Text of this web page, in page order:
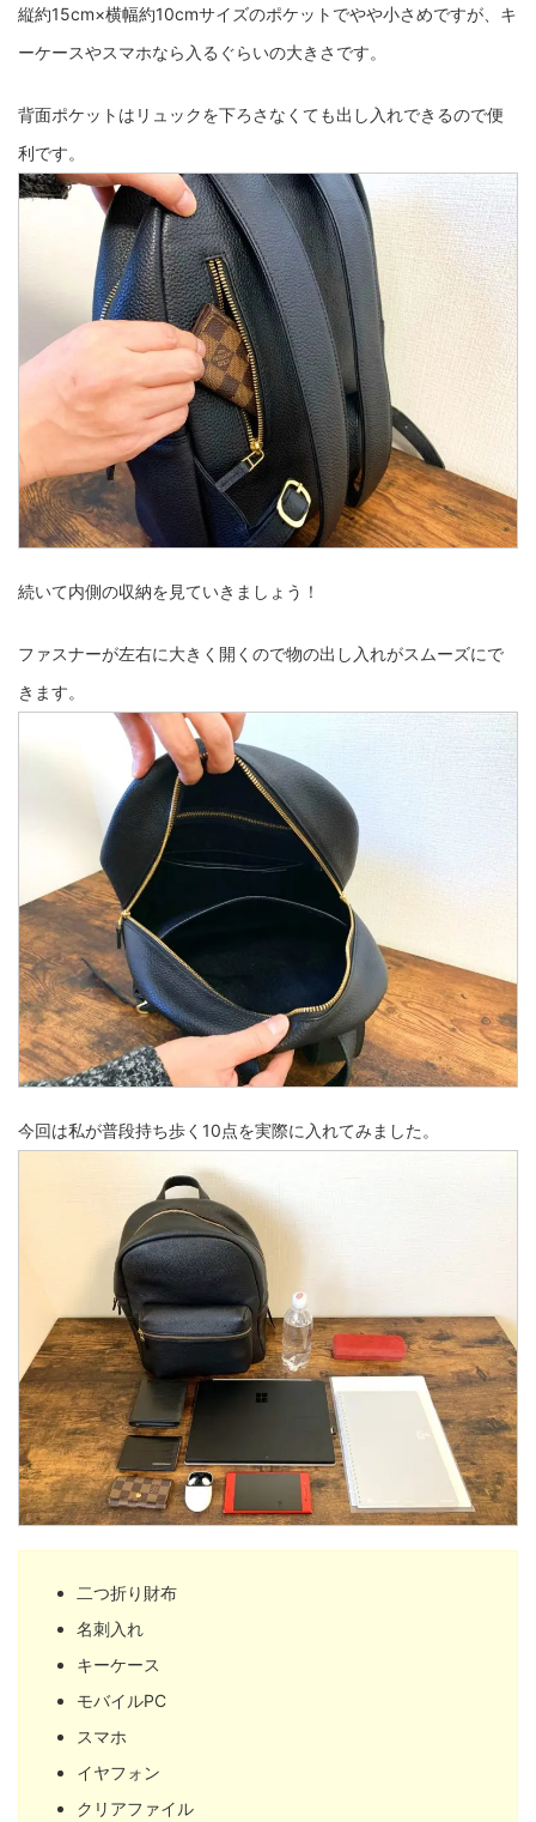
縦約15cm×横幅約10cmサイズのポケットでやや小さめですが、キ
ーケースやスマホなら入るぐらいの大きさです。
背面ポケットはリュックを下ろさなくても出し入れできるので便
利です。
続いて内側の収納を見ていきましょう！
ファスナーが左右に大きく開くので物の出し入れがスムーズにで
きます。
今回は私が普段持ち歩く10点を実際に入れてみました。
二つ折り財布
名刺入れ
キーケース
モバイルPC
スマホ
イヤフォン
クリアファイル